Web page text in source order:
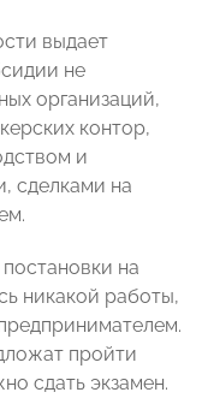
выдает
не
организаций,
контор,
и
сделками на
на
никакой работы,
пройти
сдать экзамен.